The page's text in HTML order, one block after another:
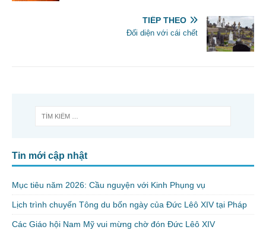
TIẾP THEO
Đối diện với cái chết
Tin mới cập nhật
Mục tiêu năm 2026: Cầu nguyện với Kinh Phụng vụ
Lịch trình chuyến Tông du bốn ngày của Đức Lêô XIV tại Pháp
Các Giáo hội Nam Mỹ vui mừng chờ đón Đức Lêô XIV